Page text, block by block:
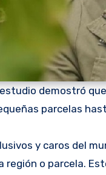
demostró
parcelas
y caros del
región o parcela.